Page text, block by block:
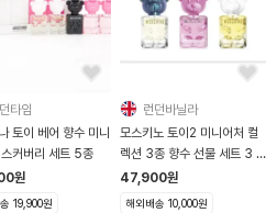
타임
토이 베어 향수 미니
커버리 세트 5종
원
19,900원
런던바닐라
모스키노 토이2 미니어처 컬
렉션 3종 향수 선물 세트 3 X
5ml
47,900원
해외배송 10,000원